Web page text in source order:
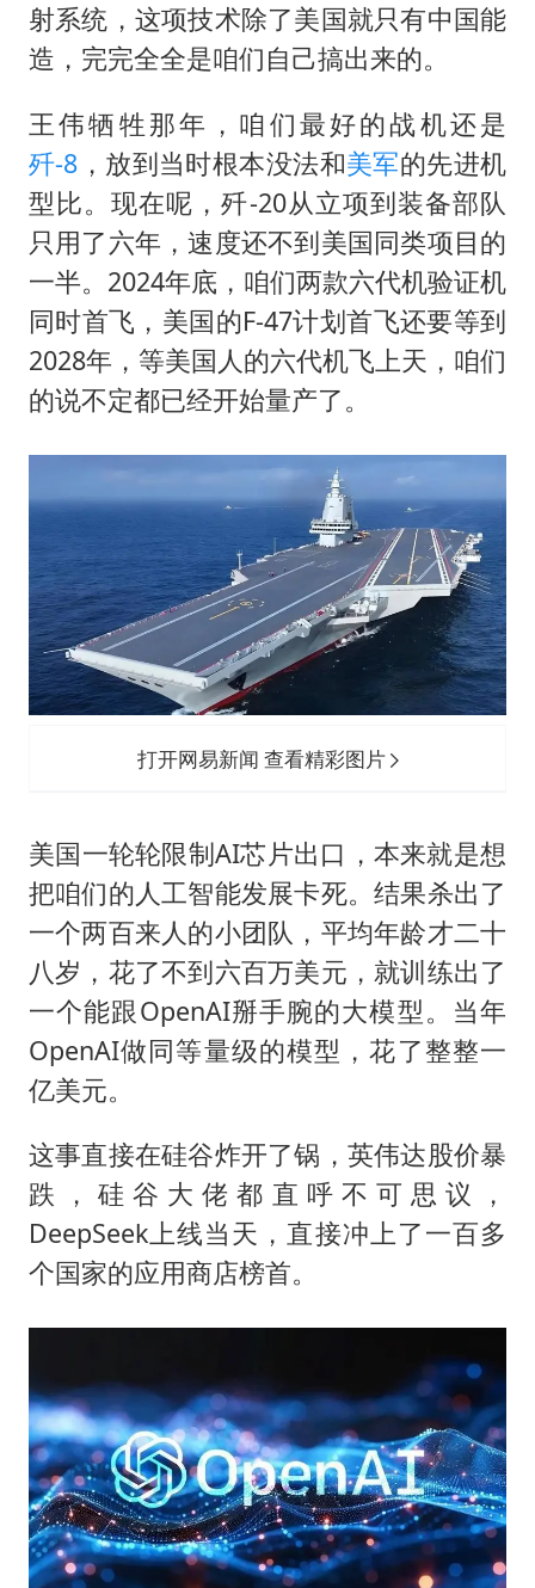
射系统，这项技术除了美国就只有中国能
造，完完全全是咱们自己搞出来的。
王伟牺牲那年，咱们最好的战机还是
歼-8 ，放到当时根本没法和美军的先进机
型比。现在呢，歼-20从立项到装备部队
只用了六年，速度还不到美国同类项目的
一半。2024年底，咱们两款六代机验证机
同时首飞，美国的F-47计划首飞还要等到
2028年，等美国人的六代机飞上天，咱们
的说不定都已经开始量产了。
打开网易新闻 查看精彩图片
美国一轮轮限制AI芯片出口，本来就是想
把咱们的人工智能发展卡死。结果杀出了
一个两百来人的小团队，平均年龄才二十
八岁，花了不到六百万美元，就训练出了
一个能跟OpenAI掰手腕的大模型。当年
OpenAI做同等量级的模型，花了整整一
亿美元。
这事直接在硅谷炸开了锅，英伟达股价暴
跌，硅谷大佬都直呼不可思议，
DeepSeek上线当天，直接冲上了一百多
个国家的应用商店榜首。